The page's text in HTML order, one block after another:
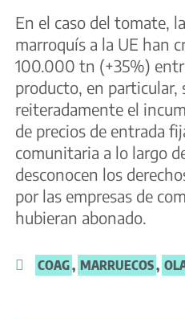
En el caso del tomate,
marroquís a la UE han
100.000 tn (+35%)
producto, en particular,
reiteradamente el
de precios de entrada
comunitaria a lo largo
desconocen los
por las empresas de
hubieran abonado.
COAG, MARRUECOS,